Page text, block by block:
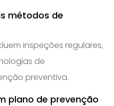
métodos de
inspeções regulares,
de
preventiva.
plano de prevenção